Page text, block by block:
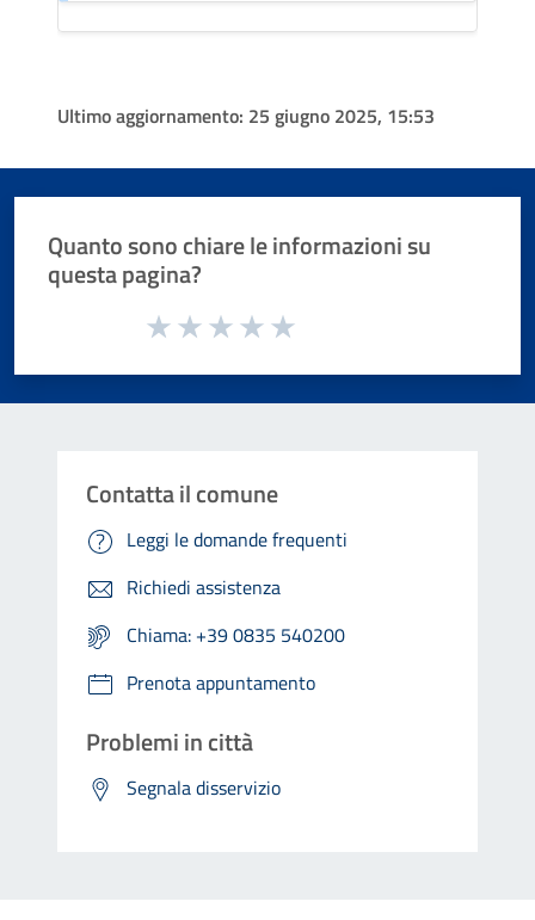
Ultimo aggiornamento: 25 giugno 2025, 15:53
Quanto sono chiare le informazioni su
questa pagina?
Valuta da 1 a 5 stelle la pagina
Contatta il comune
Leggi le domande frequenti
Richiedi assistenza
Chiama: +39 0835 540200
Prenota appuntamento
Problemi in città
Segnala disservizio